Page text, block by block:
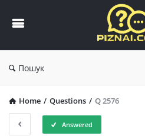
Пізнай.com
Пошук
Home / Questions / Q 2576
Answered